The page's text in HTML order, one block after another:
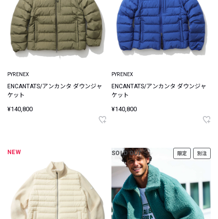
PYRENEX
ENCANTATS/アンカンタ ダウンジャ
ケット
¥140,800
PYRENEX
ENCANTATS/アンカンタ ダウンジャ
ケット
¥140,800
NEW SOLD OUT 限定 別注